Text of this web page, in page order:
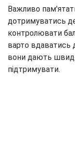
Важливо
дотримуватись
контролювати
варто вдаватись
вони дають
підтримувати.